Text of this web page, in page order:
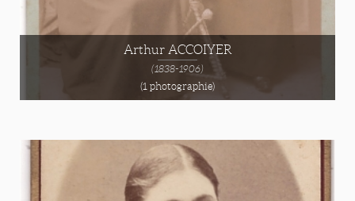
Arthur ACCOIYER
(1838-1906)
(1 photographie)